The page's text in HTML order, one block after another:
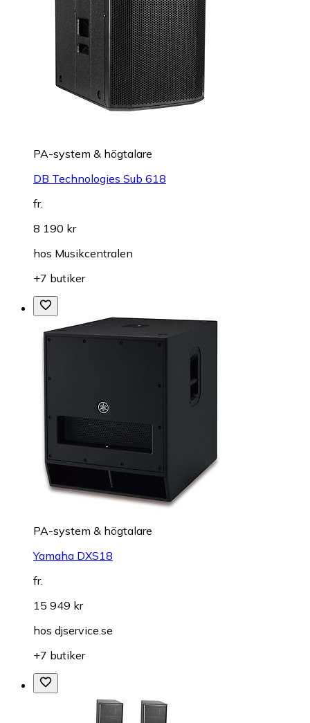
PA-system & högtalare
DB Technologies Sub 618
fr.
8 190 kr
hos Musikcentralen
+7 butiker
PA-system & högtalare
Yamaha DXS18
fr.
15 949 kr
hos djservice.se
+7 butiker